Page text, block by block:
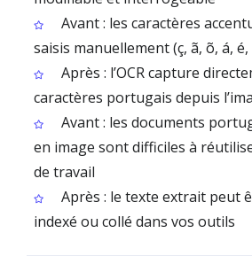
Avant : les caractères
saisis manuellement (ç, ã, õ, á, é,
Après : l’OCR capture
caractères portugais depuis
Avant : les documents
en image sont difficiles à
de travail
Après : le texte extrait peut
indexé ou collé dans vos outils